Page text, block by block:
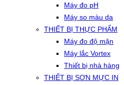
Máy đo pH
Máy so màu da
THIẾT BỊ THỰC PHẨM
Máy đo độ mặn
Máy lắc Vortex
Thiết bị nhà hàng
THIẾT BỊ SƠN MỰC IN